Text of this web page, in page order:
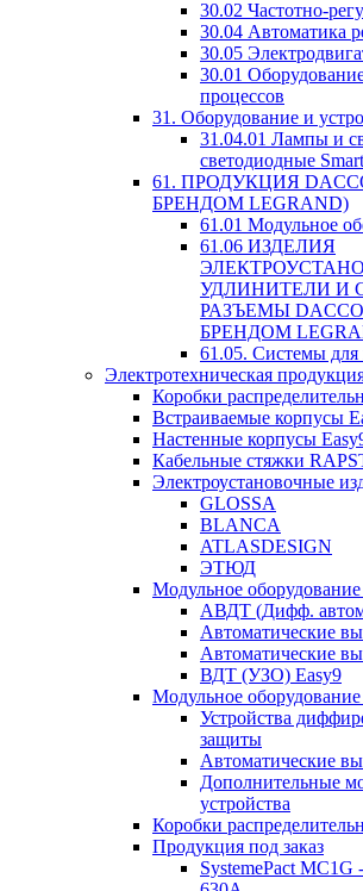
30.02 Частотно-
30.04 Автоматика
30.05
30.01
процессов
31. Оборудование и
31.04.01 Лампы и
светодиодные
61. ПРОДУКЦИЯ
БРЕНДОМ LEGRAND)
61.01 Модульное
61.06 ИЗДЕЛИЯ
УДЛИНИТЕЛИ И
РАЗЪЕМЫ
БРЕНДОМ
61.05. Системы для
Электротехническая
Коробки
Встраиваемые корпусы
Настенные корпусы
Кабельные стяжки
Электроустановочные
GLOSSA
BLANCA
ATLASDESIGN
ЭТЮД
Модульное
АВДТ (Дифф.
Автоматические
Автоматические
ВДТ (УЗО) Easy9
Модульное
Устройства
защиты
Автоматические
Дополнительные
устройства
Коробки
Продукция под заказ
SystemePact